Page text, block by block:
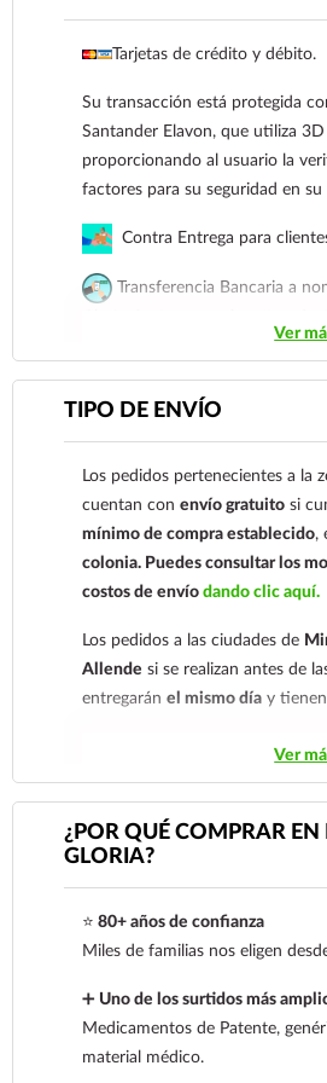
Tarjetas de crédito y débito.
Su transacción está protegida
Santander Elavon, que utiliza 3D
proporcionando al usuario la
factores para su seguridad en su
Contra Entrega para
Transferencia Bancaria a
cuenta: Clave:
Para esta forma de pago el
comprobante de pago a al
nuestro
921 261 8491
Ver
TIPO DE ENVÍO
Los pedidos pertenecientes a la
cuentan conenvío gratuito si
mínimo de compra establecido,
colonia. Puedes consultar los
costos de envíodando clic aquí.
Los pedidos a las ciudades de
Allende si se realizan antes de
entregaránel mismo día y
Los pedidos de otras
.Sólo hacemos
nacional.
económica.En la tarifa nacional
pedidos deben realizarseantes
tiempo de entrega de la tarifa
días.
En losproductos refrigerados
Ver
¿POR QUÉ COMPRAR
GLORIA?
⭐ 80+ años de confianza
Miles de familias nos eligen
➕ Uno de los surtidos más
Medicamentos de Patente,
material médico.